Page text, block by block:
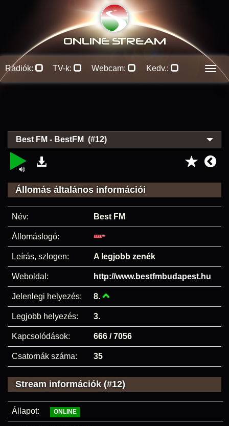
ONLINE STREAM
Rádiók: TV-k: Webcam: Kedv.:
Best FM - BestFM (#12)
Állomás általános információi
Név: Best FM
Állomáslogó:
Leírás, szlogen: A legjobb zenék
Weboldal: http://www.bestfmbudapest.hu
Jelenlegi helyezés: 8.
Legjobb helyezés: 3.
Kapcsolódások: 666 / 7056
Csatornák száma: 35
Stream információk (#12)
Állapot: ONLINE